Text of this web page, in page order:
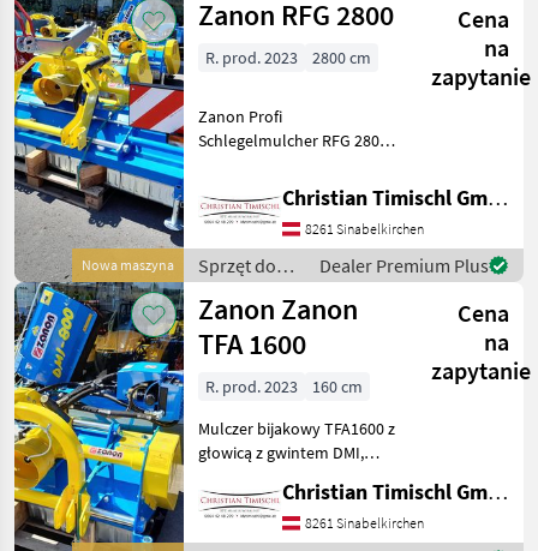
Zanon
Nowa maszyna
Zanon RFG 2800
Cena
na
zapytanie
R. prod. 2023 2800 cm
Zanon Profi
Schlegelmulcher RFG 2800
hydraulischen
Seitenverschub ,
Beleuchtung inkl.
Warntafeln Das reversible
Mulchgerät RFG ist für den
Front
Christian Timischl GmbH
8261 Sinabelkirchen
Sprzęt do
siewu /
Zanon
Dealer Premium Plus
Zanon Zanon
TFA 1600
Cena
na
zapytanie
R. prod. 2023
160 cm
Mulczer bijakowy TFA1600 z
głowicą z gwintem DMI,
sterowaniem za pomocą
joysticka, skrzynią biegów z
Christian Timischl GmbH
8261 Sinabelkirchen